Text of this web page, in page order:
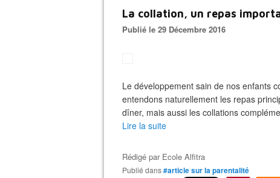
La collation, un repas
Publié le 29 Décembre 2016
Le développement sain de nos enfants
entendons naturellement les repas
dîner, mais aussi les collations
Lire la suite
Rédigé par Ecole Alfitra
Publié dans#article sur la parentalité